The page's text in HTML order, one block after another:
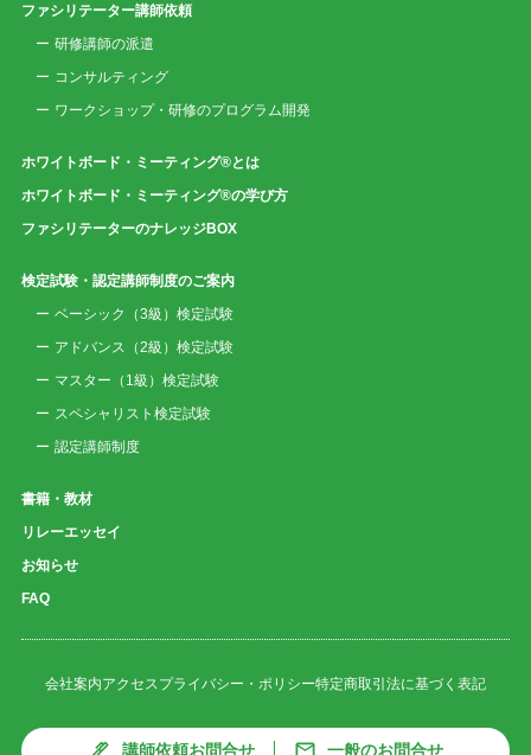
ファシリテーター講師依頼
研修講師の派遣
コンサルティング
ワークショップ・研修のプログラム開発
ホワイトボード・ミーティング®とは
ホワイトボード・ミーティング®の学び方
ファシリテーターのナレッジBOX
検定試験・認定講師制度のご案内
ベーシック（3級）検定試験
アドバンス（2級）検定試験
マスター（1級）検定試験
スペシャリスト検定試験
認定講師制度
書籍・教材
リレーエッセイ
お知らせ
FAQ
会社案内アクセス プライバシー・ポリシー特定商取引法に基づく表記
講師依頼お問合せ 一般のお問合せ